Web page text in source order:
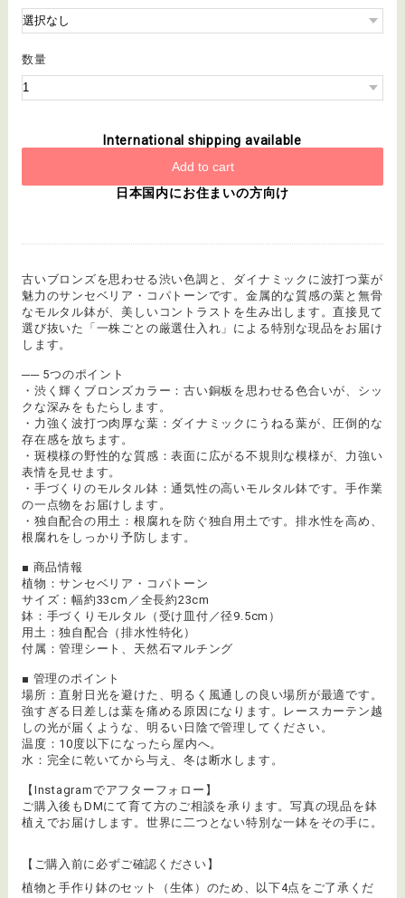
数量
International shipping available
Add to cart
日本国内にお住まいの方向け
古いブロンズを思わせる渋い色調と、ダイナミックに波打つ葉が
魅力のサンセベリア・コパトーンです。金属的な質感の葉と無骨
なモルタル鉢が、美しいコントラストを生み出します。直接見て
選び抜いた「一株ごとの厳選仕入れ」による特別な現品をお届け
します。
── 5つのポイント
・渋く輝くブロンズカラー：古い銅板を思わせる色合いが、シッ
クな深みをもたらします。
・力強く波打つ肉厚な葉：ダイナミックにうねる葉が、圧倒的な
存在感を放ちます。
・斑模様の野性的な質感：表面に広がる不規則な模様が、力強い
表情を見せます。
・手づくりのモルタル鉢：通気性の高いモルタル鉢です。手作業
の一点物をお届けします。
・独自配合の用土：根腐れを防ぐ独自用土です。排水性を高め、
根腐れをしっかり予防します。
■ 商品情報
植物：サンセベリア・コパトーン
サイズ：幅約33cm／全長約23cm
鉢：手づくりモルタル（受け皿付／径9.5cm）
用土：独自配合（排水性特化）
付属：管理シート、天然石マルチング
■ 管理のポイント
場所：直射日光を避けた、明るく風通しの良い場所が最適です。
強すぎる日差しは葉を痛める原因になります。レースカーテン越
しの光が届くような、明るい日陰で管理してください。
温度：10度以下になったら屋内へ。
水：完全に乾いてから与え、冬は断水します。
【Instagramでアフターフォロー】
ご購入後もDMにて育て方のご相談を承ります。写真の現品を鉢
植えでお届けします。世界に二つとない特別な一鉢をその手に。
【ご購入前に必ずご確認ください】
植物と手作り鉢のセット（生体）のため、以下4点をご了承くだ